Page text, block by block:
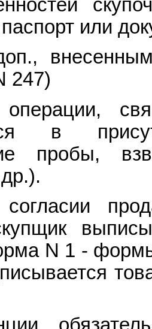
или
247)
в
пробы,
N 1 -